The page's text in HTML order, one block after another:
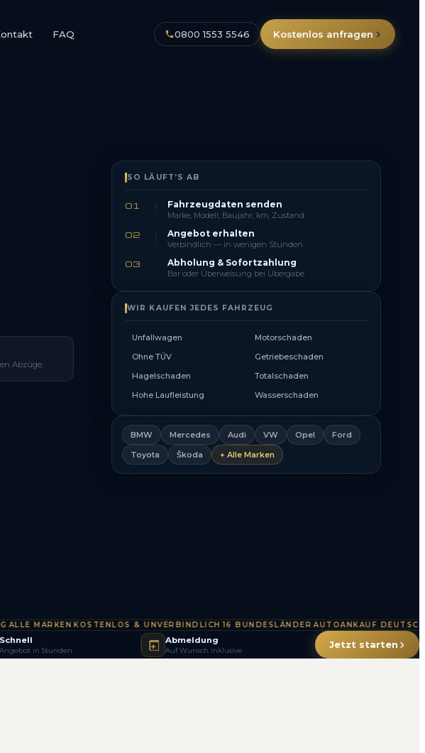
FAQ 0800 1553 5546 Kostenlos anfragen
Abzüge.
SO LÄUFT’S AB
01 Fahrzeugdaten senden
Marke, Modell, Baujahr, km, Zustand
02 Angebot erhalten
Verbindlich — in wenigen Stunden
03 Abholung & Sofortzahlung
Bar oder Überweisung bei Übergabe
WIR KAUFEN JEDES FAHRZEUG
Unfallwagen
Motorschaden
Ohne TÜV
Getriebeschaden
Hagelschaden
Totalschaden
Hohe Laufleistung
Wasserschaden
BMW Mercedes Audi VW Opel
Ford
Toyota
Škoda + Alle Marken
MARKEN·KOSTENLOS & UNVERBINDLICH·16 BUNDESLÄNDER·AUTOANKAUF
Schnell
Angebot in Stunden
Abmeldung
Auf Wunsch inklusive Jetzt starten